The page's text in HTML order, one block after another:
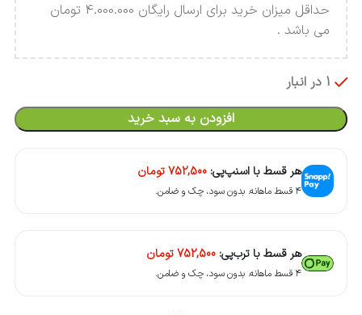
حداقل میزان خرید برای ارسال رایگان 4.000.000 تومان
می باشد .
1 در انبار
افزودن به سبد خرید
هر قسط با اسنپ‌پی: 752,500تومان
۴ قسط ماهانه. بدون سود، چک و ضامن.
هر قسط با ترب‌پی: 752,500تومان
۴ قسط ماهانه. بدون سود، چک و ضامن.